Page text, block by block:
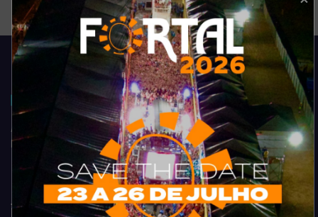
Acompanhe todas as novidades do entretenimento na região de
Fortaleza. Dicas, promoções, coberturas exclusivas e muito mais.